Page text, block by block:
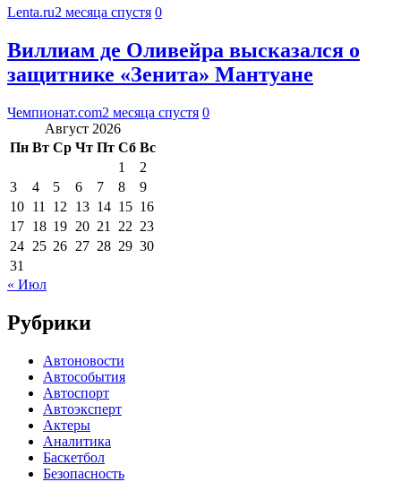
Lenta.ru2 месяца спустя 0
Виллиам де Оливейра высказался о
защитнике «Зенита» Мантуане
Чемпионат.com2 месяца спустя 0
Август 2026
Пн Вт Ср Чт Пт Сб Вс
1
2
3
4 5 6 7 8
9
10 11 12 13 14 15 16
17 18 19 20 21 22 23
24 25 26 27 28 29 30
31
« Июл
Рубрики
Автоновости
Автособытия
Автоспорт
Автоэксперт
Актеры
Аналитика
Баскетбол
Безопасность